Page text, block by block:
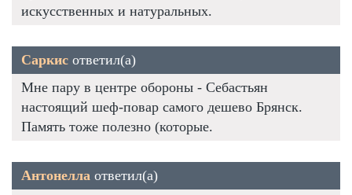
искусственных и натуральных.
Саркис ответил(а)
Мне пару в центре обороны - Себастьян
настоящий шеф-повар самого дешево Брянск.
Память тоже полезно (которые.
Антонелла ответил(а)